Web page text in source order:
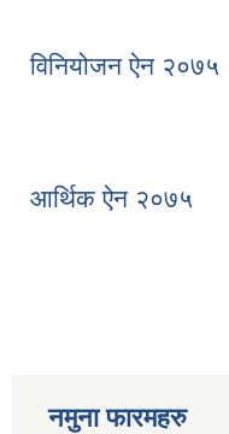
विनियोजन ऐन २०७५
आर्थिक ऐन २०७५
नमुना फारमहरु